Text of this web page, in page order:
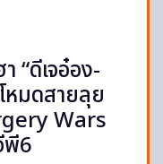
“ดีเจอ๋อง-
หมดสายลุย
Wars
พี6